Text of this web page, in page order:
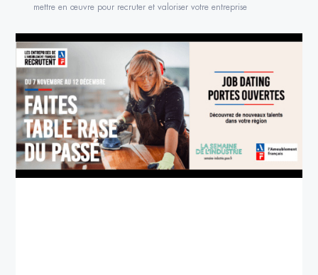
mettre en œuvre pour recruter et valoriser votre entreprise